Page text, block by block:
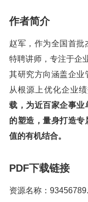
作者简介
赵军，作为全国首批
特聘讲师，专注于企
其研究方向涵盖企业
从根源上优化企业
载，为近百家企事业
的塑造，量身打造
值的有机结合。
PDF下载链接
资源名称：